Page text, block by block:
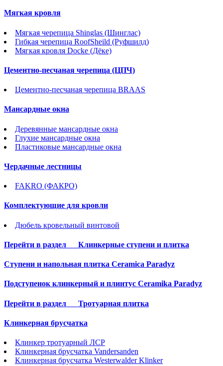
Мягкая кровля
Мягкая черепица Shinglas (Шинглас)
Гибкая черепица RoofSheild (Руфшилд)
Мягкая кровля Docke (Дёке)
Цементно-песчаная черепица (ЦПЧ)
Цементно-песчаная черепица BRAAS
Мансардные окна
Деревянные мансардные окна
Глухие мансардные окна
Пластиковые мансардные окна
Чердачные лестницы
FAKRO (ФАКРО)
Комплектующие для кровли
Дюбель кровельный винтовой
Перейти в раздел Клинкерные ступени и плитка
Cтупени и напольная плитка Ceramica Paradyz
Подступенок клинкерный и плинтус Ceramika Paradyz
Перейти в раздел Тротуарная плитка
Клинкерная брусчатка
Клинкер тротуарный ЛСР
Клинкерная брусчатка Vandersanden
Клинкерная брусчатка Westerwalder Klinker